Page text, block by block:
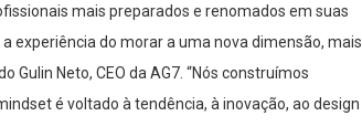
mais preparados e renomados em suas
experiência do morar a uma nova dimensão, mais
Neto, CEO da AG7. “Nós construímos
é voltado à tendência, à inovação, ao design